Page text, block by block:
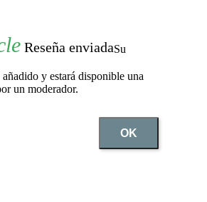
Reseña enviadaSu
y estará disponible una
un moderador.
OK